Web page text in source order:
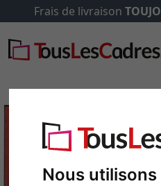
Nous
Frais de livraison